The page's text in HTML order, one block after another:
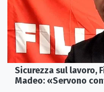
Sicurezza sul lavoro,
Madeo: «Servono